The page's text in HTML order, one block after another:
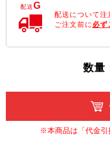
配送G
配送について注
ご注文前に 必ず
数量
※本商品は「代金引